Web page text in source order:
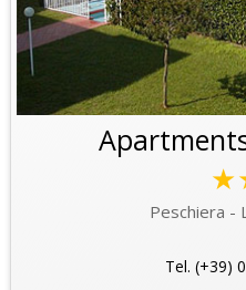
Peschiera -
Tel. (+39)